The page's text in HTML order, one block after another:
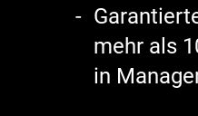
mehr als
in